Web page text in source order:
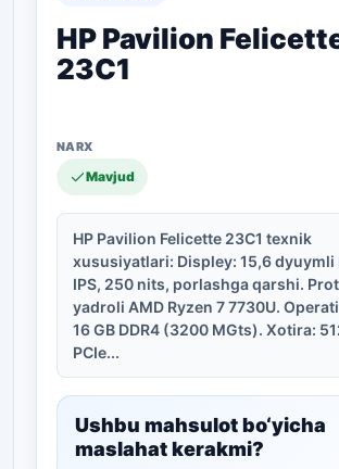
HP Pavilion
23C1
Mavjud
HP Pavilion Felicette 23C1 texnik
xususiyatlari: Displey: 15,6 dyuymli
IPS, 250 nits, porlashga qarshi.
yadroli AMD Ryzen 7 7730U.
16 GB DDR4 (3200 MGts). Xotira:
PCIe...
Ushbu mahsulot bo‘yicha
maslahat kerakmi?